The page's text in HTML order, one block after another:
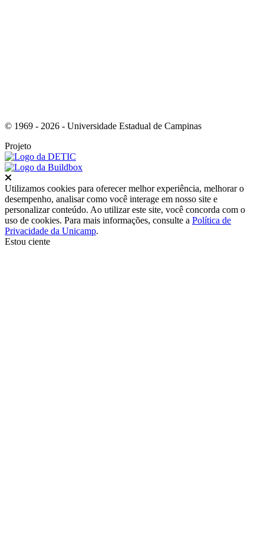
© 1969 - 2026 - Universidade Estadual de Campinas
Projeto
Utilizamos cookies para oferecer melhor experiência, melhorar o
desempenho, analisar como você interage em nosso site e
personalizar conteúdo. Ao utilizar este site, você concorda com o
uso de cookies. Para mais informações, consulte a Política de
Privacidade da Unicamp.
Estou ciente